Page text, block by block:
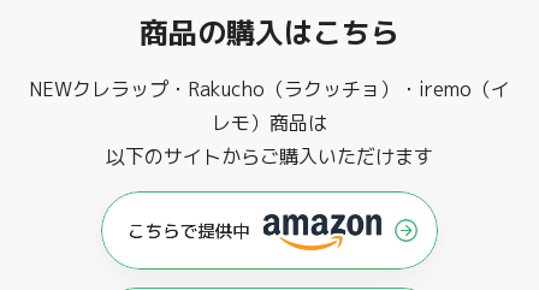
商品の購入はこちら
NEWクレラップ・Rakucho（ラクッチョ）・iremo（イ
レモ）商品は
以下のサイトからご購入いただけます